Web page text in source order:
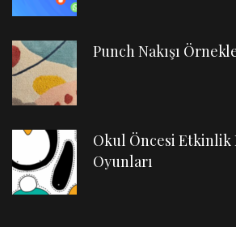
Punch Nakışı
Okul Öncesi Etkinlik
Oyunları